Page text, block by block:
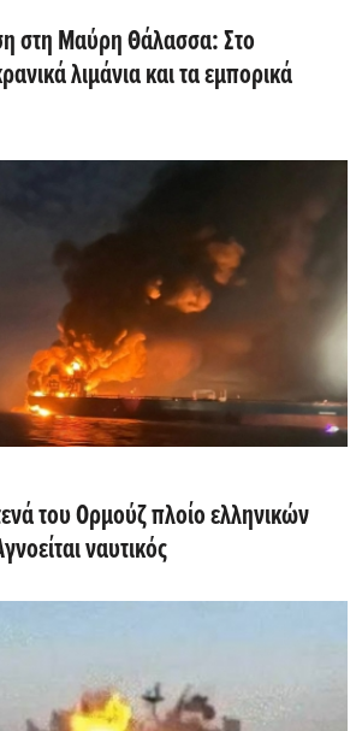
στη Μαύρη Θάλασσα: Στο
λιμάνια και τα εμπορικά
του Ορμούζ πλοίο ελληνικών
ναυτικός